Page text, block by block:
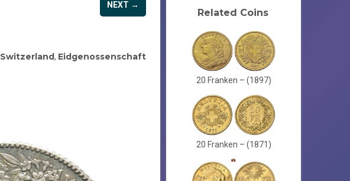
NEXT →
Switzerland, Eidgenossenschaft
Related Coins
20 Franken – (1897)
20 Franken – (1871)